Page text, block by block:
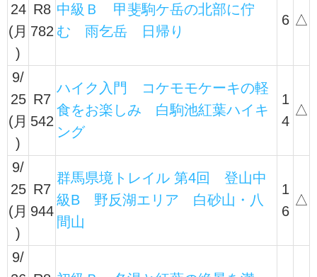
24
(月
)
R8
782
中級Ｂ 甲斐駒ケ岳の北部に佇
む 雨乞岳 日帰り
6 △
9/
25
(月
)
R7
542
ハイク入門 コケモモケーキの軽
食をお楽しみ 白駒池紅葉ハイキ
ング
1
4
△
9/
25
(月
)
R7
944
群馬県境トレイル 第4回 登山中
級B 野反湖エリア 白砂山・八
間山
1
6
△
9/